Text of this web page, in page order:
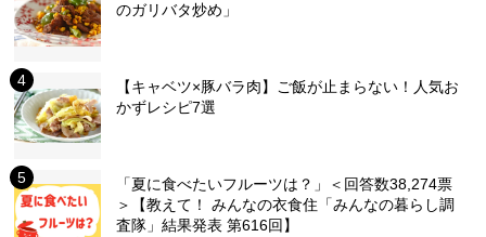
のガリバタ炒め」
【キャベツ×豚バラ肉】ご飯が止まらない！人気お
かずレシピ7選
「夏に食べたいフルーツは？」＜回答数38,274票
＞【教えて！ みんなの衣食住「みんなの暮らし調
査隊」結果発表 第616回】